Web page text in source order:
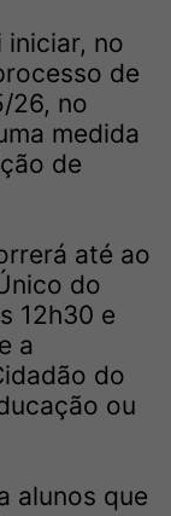
iniciar, no
de
26, no
medida
de
até ao
do
12h30 e
a
do
ou
alunos que